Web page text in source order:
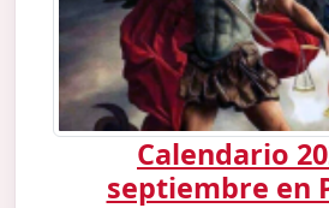
Calendario
septiembre en